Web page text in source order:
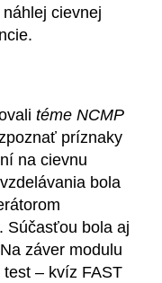
cievnej
téme NCMP
príznaky
na cievnu
bola
Súčasťou bola aj
záver modulu
– kvíz FAST